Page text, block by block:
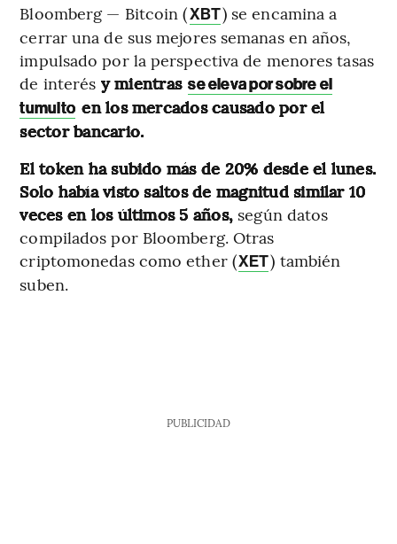
Bloomberg — Bitcoin (XBT) se encamina a
cerrar una de sus mejores semanas en años,
impulsado por la perspectiva de menores tasas
de interés y mientras se eleva por sobre el
tumulto en los mercados causado por el
sector bancario.
El token ha subido más de 20% desde el lunes.
Solo había visto saltos de magnitud similar 10
veces en los últimos 5 años, según datos
compilados por Bloomberg. Otras
criptomonedas como ether (XET) también
suben.
PUBLICIDAD